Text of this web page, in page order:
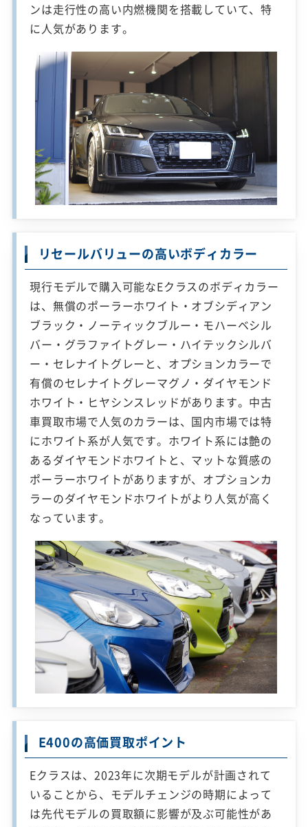
ンは走行性の高い内燃機関を搭載していて、特
に人気があります。
リセールバリューの高いボディカラー
現行モデルで購入可能なEクラスのボディカラー
は、無償のポーラーホワイト・オブシディアン
ブラック・ノーティックブルー・モハーベシル
バー・グラファイトグレー・ハイテックシルバ
ー・セレナイトグレーと、オプションカラーで
有償のセレナイトグレーマグノ・ダイヤモンド
ホワイト・ヒヤシンスレッドがあります。中古
車買取市場で人気のカラーは、国内市場では特
にホワイト系が人気です。ホワイト系には艶の
あるダイヤモンドホワイトと、マットな質感の
ポーラーホワイトがありますが、オプションカ
ラーのダイヤモンドホワイトがより人気が高く
なっています。
E400の高価買取ポイント
Eクラスは、2023年に次期モデルが計画されて
いることから、モデルチェンジの時期によって
は先代モデルの買取額に影響が及ぶ可能性があ